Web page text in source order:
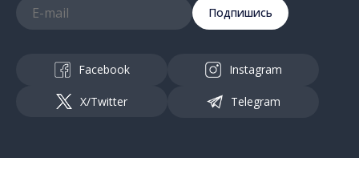
Подпишись
Facebook Instagram
X/Twitter Telegram